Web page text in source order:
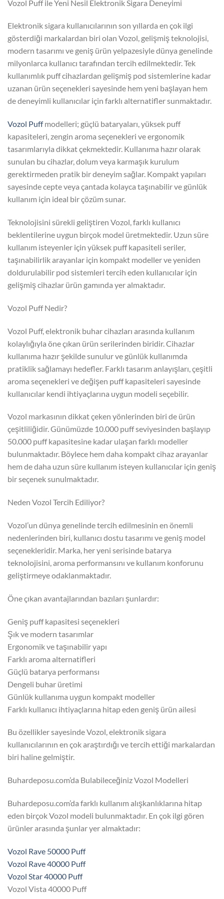
Vozol Puff ile Yeni Nesil Elektronik Sigara Deneyimi
Elektronik sigara kullanıcılarının son yıllarda en çok ilgi
gösterdiği markalardan biri olan Vozol, gelişmiş teknolojisi,
modern tasarımı ve geniş ürün yelpazesiyle dünya genelinde
milyonlarca kullanıcı tarafından tercih edilmektedir. Tek
kullanımlık puff cihazlardan gelişmiş pod sistemlerine kadar
uzanan ürün seçenekleri sayesinde hem yeni başlayan hem
de deneyimli kullanıcılar için farklı alternatifler sunmaktadır.
Vozol Puffmodelleri; güçlü bataryaları, yüksek puff
kapasiteleri, zengin aroma seçenekleri ve ergonomik
tasarımlarıyla dikkat çekmektedir. Kullanıma hazır olarak
sunulan bu cihazlar, dolum veya karmaşık kurulum
gerektirmeden pratik bir deneyim sağlar. Kompakt yapıları
sayesinde cepte veya çantada kolayca taşınabilir ve günlük
kullanım için ideal bir çözüm sunar.
Teknolojisini sürekli geliştiren Vozol, farklı kullanıcı
beklentilerine uygun birçok model üretmektedir. Uzun süre
kullanım isteyenler için yüksek puff kapasiteli seriler,
taşınabilirlik arayanlar için kompakt modeller ve yeniden
doldurulabilir pod sistemleri tercih eden kullanıcılar için
gelişmiş cihazlar ürün gamında yer almaktadır.
Vozol Puff Nedir?
Vozol Puff, elektronik buhar cihazları arasında kullanım
kolaylığıyla öne çıkan ürün serilerinden biridir. Cihazlar
kullanıma hazır şekilde sunulur ve günlük kullanımda
pratiklik sağlamayı hedefler. Farklı tasarım anlayışları, çeşitli
aroma seçenekleri ve değişen puff kapasiteleri sayesinde
kullanıcılar kendi ihtiyaçlarına uygun modeli seçebilir.
Vozol markasının dikkat çeken yönlerinden biri de ürün
çeşitliliğidir. Günümüzde 10.000 puff seviyesinden başlayıp
50.000 puff kapasitesine kadar ulaşan farklı modeller
bulunmaktadır. Böylece hem daha kompakt cihaz arayanlar
hem de daha uzun süre kullanım isteyen kullanıcılar için geniş
bir seçenek sunulmaktadır.
Neden Vozol Tercih Ediliyor?
Vozol’un dünya genelinde tercih edilmesinin en önemli
nedenlerinden biri, kullanıcı dostu tasarımı ve geniş model
seçenekleridir. Marka, her yeni serisinde batarya
teknolojisini, aroma performansını ve kullanım konforunu
geliştirmeye odaklanmaktadır.
Öne çıkan avantajlarından bazıları şunlardır:
Geniş puff kapasitesi seçenekleri
Şık ve modern tasarımlar
Ergonomik ve taşınabilir yapı
Farklı aroma alternatifleri
Güçlü batarya performansı
Dengeli buhar üretimi
Günlük kullanıma uygun kompakt modeller
Farklı kullanıcı ihtiyaçlarına hitap eden geniş ürün ailesi
Bu özellikler sayesinde Vozol, elektronik sigara
kullanıcılarının en çok araştırdığı ve tercih ettiği markalardan
biri haline gelmiştir.
Buhardeposu.com’da Bulabileceğiniz Vozol Modelleri
Buhardeposu.com’da farklı kullanım alışkanlıklarına hitap
eden birçok Vozol modeli bulunmaktadır. En çok ilgi gören
ürünler arasında şunlar yer almaktadır:
Vozol Rave 50000 Puff
Vozol Rave 40000 Puff
Vozol Star 40000 Puff
Vozol Vista 40000 Puff